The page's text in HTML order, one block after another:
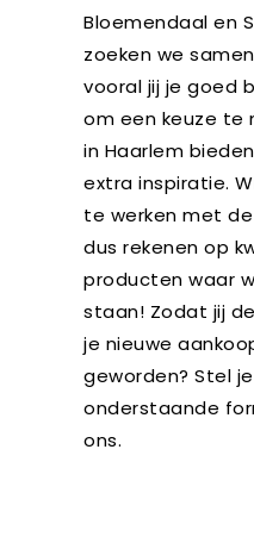
Bloemendaal en
zoeken we
vooral jij je goed
om een keuze te
in Haarlem
extra inspiratie.
te werken met
dus rekenen op
producten waar
staan! Zodat jij
je nieuwe
geworden? Stel
onderstaande
ons.